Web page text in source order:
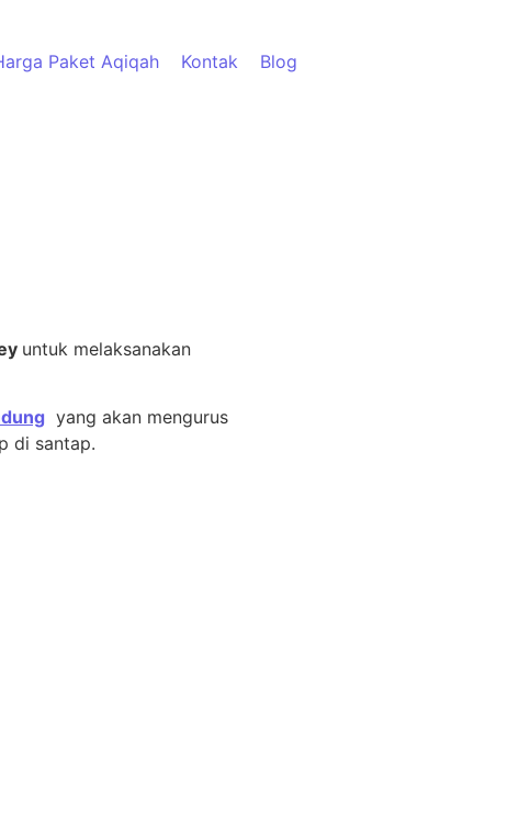
Paket Aqiqah Kontak Blog
untuk melaksanakan
yang akan mengurus
di santap.